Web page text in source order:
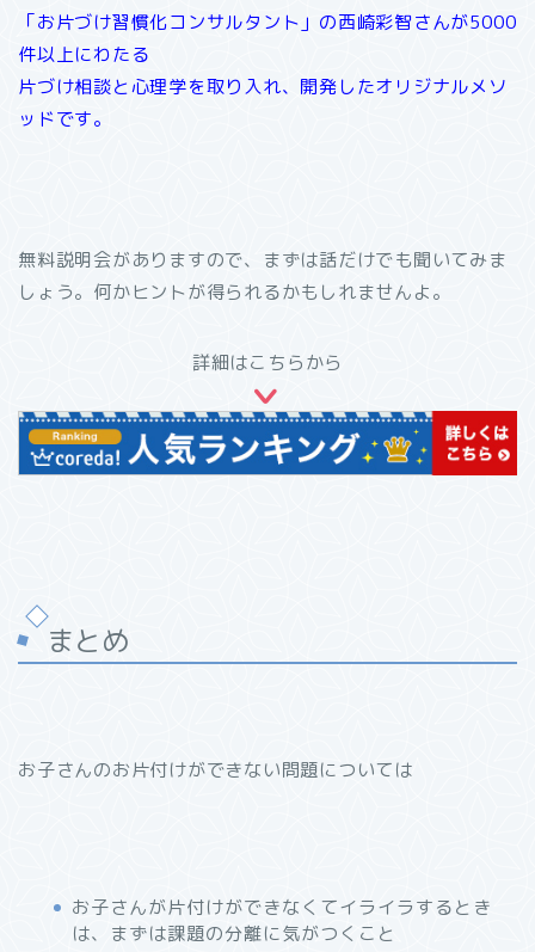
「お片づけ習慣化コンサルタント」の西崎彩智さんが5000
件以上にわたる
片づけ相談と心理学を取り入れ、開発したオリジナルメソ
ッドです。
無料説明会がありますので、まずは話だけでも聞いてみま
しょう。何かヒントが得られるかもしれませんよ。
詳細はこちらから
まとめ
お子さんのお片付けができない問題については
お子さんが片付けができなくてイライラするとき
は、まずは課題の分離に気がつくこと